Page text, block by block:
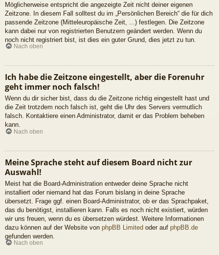
Möglicherweise entspricht die angezeigte Zeit nicht deiner eigenen
Zeitzone. In diesem Fall solltest du im „Persönlichen Bereich“ die für dich
passende Zeitzone (Mitteleuropäische Zeit, ...) festlegen. Die Zeitzone
kann dabei nur von registrierten Benutzern geändert werden. Wenn du
noch nicht registriert bist, ist dies ein guter Grund, dies jetzt zu tun.
Nach oben
Ich habe die Zeitzone eingestellt, aber die Forenuhr
geht immer noch falsch!
Wenn du dir sicher bist, dass du die Zeitzone richtig eingestellt hast und
die Zeit trotzdem noch falsch ist, geht die Uhr des Servers vermutlich
falsch. Kontaktiere einen Administrator, damit er das Problem beheben
kann.
Nach oben
Meine Sprache steht auf diesem Board nicht zur
Auswahl!
Meist hat die Board-Administration entweder deine Sprache nicht
installiert oder niemand hat das Forum bislang in deine Sprache
übersetzt. Frage ggf. einen Board-Administrator, ob er das Sprachpaket,
das du benötigst, installieren kann. Falls es noch nicht existiert, würden
wir uns freuen, wenn du es übersetzen würdest. Weitere Informationen
dazu können auf der Website von phpBB Limited oder auf phpBB.de
gefunden werden.
Nach oben